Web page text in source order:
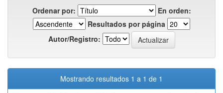
Ordenar por:
En orden:
Resultados por página
Autor/Registro:
Mostrando resultados 1 a 1 de 1